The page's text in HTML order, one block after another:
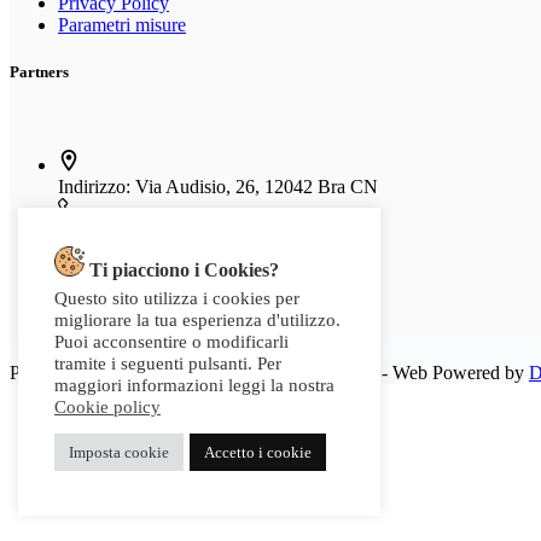
Parametri misure
Partners
Indirizzo: Via Audisio, 26, 12042 Bra CN
Email:info@g2sport.com
Fax:0172412414
P.IVA 03542250042 - Copyright 2025 G2Sport - Web Powered by
Ti piacciono i Cookies?
Questo sito utilizza i cookies per
migliorare la tua esperienza d'utilizzo.
Puoi acconsentire o modificarli
tramite i seguenti pulsanti. Per
maggiori informazioni leggi la nostra
Cookie policy
Imposta cookie Accetto i cookie